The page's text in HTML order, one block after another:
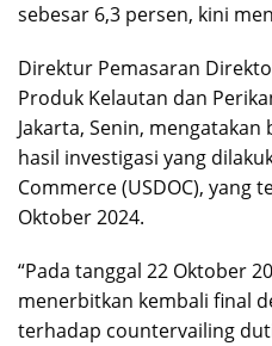
sebesar 6,3 persen, kini
Direktur Pemasaran
Produk Kelautan dan
Jakarta, Senin,
hasil investigasi yang
Commerce (USDOC), yang
Oktober 2024.
“Pada tanggal 22 Oktober
menerbitkan kembali final
terhadap countervailing